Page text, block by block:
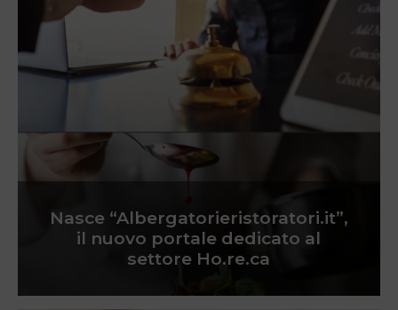
Nasce “Albergatorieristoratori.it”,
il nuovo portale dedicato al
settore Ho.re.ca